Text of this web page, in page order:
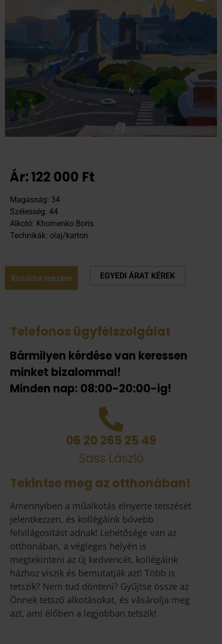
Ár:122 000 Ft
Magasság: 34
Szélesség: 44
Alkotó: Khomenko Boris
Technikák: olaj/karton
Kosárba teszem EGYEDI ÁRAT KÉREK
Telefonos ügyfélszolgálat
Bármilyen kérdése van keressen
minket bizalommal!
Minden nap: 08:00-20:00-ig!
06 20 265 25 49
Sass László
Tekintse meg az otthonában!
Amennyiben a műalkotás elnyerte tetszését
jelentkezzen, és kollégáink bővebb
felvilágosítást adnak! Lehetősége van az
otthonában, a végleges helyén is
megtekinteni az új kedvencét, kollégáink
házhoz viszik és bemutatják azt! Több is
tetszik? Nem tud dönteni? Gyűjtse össze az
Önnek tetsző alkotásokat, és vásárolja meg
azt, ami élőben a legjobban tetszik!